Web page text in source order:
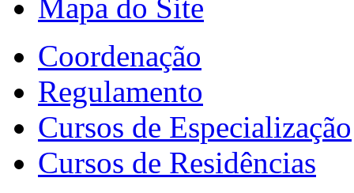
Mapa do Site
Coordenação
Regulamento
Cursos de Especialização
Cursos de Residências